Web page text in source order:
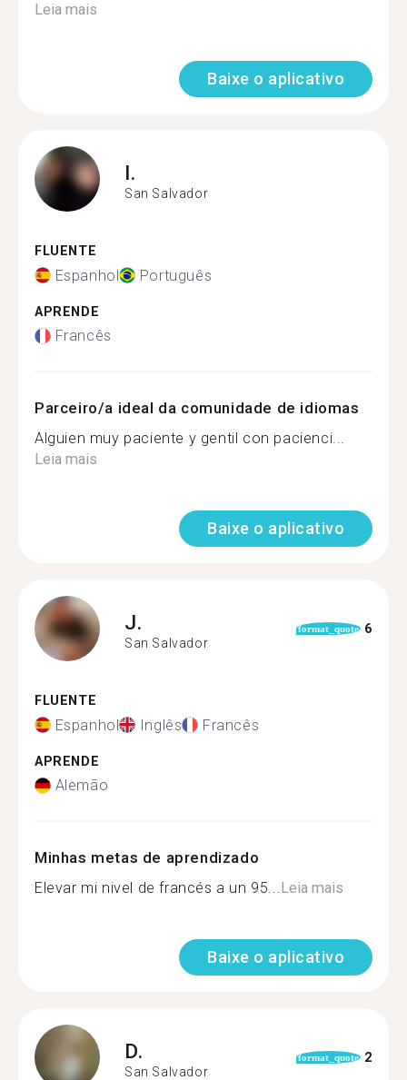
Leia mais
Baixe o aplicativo
I.
San Salvador
FLUENTE
Espanhol Português
APRENDE
Francês
Parceiro/a ideal da comunidade de idiomas
Alguien muy paciente y gentil con pacienci...
Leia mais
Baixe o aplicativo
J.
San Salvador
format_quote 6
FLUENTE
Espanhol Inglês Francês
APRENDE
Alemão
Minhas metas de aprendizado
Elevar mi nivel de francés a un 95...Leia mais
Baixe o aplicativo
D.
San Salvador
format_quote 2